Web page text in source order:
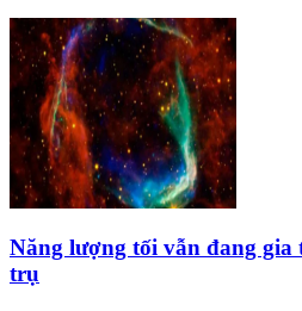
Năng lượng tối vẫn đang gia
trụ